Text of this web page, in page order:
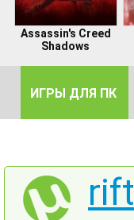
Assassin's Creed
Shadows
ИГРЫ ДЛЯ ПК